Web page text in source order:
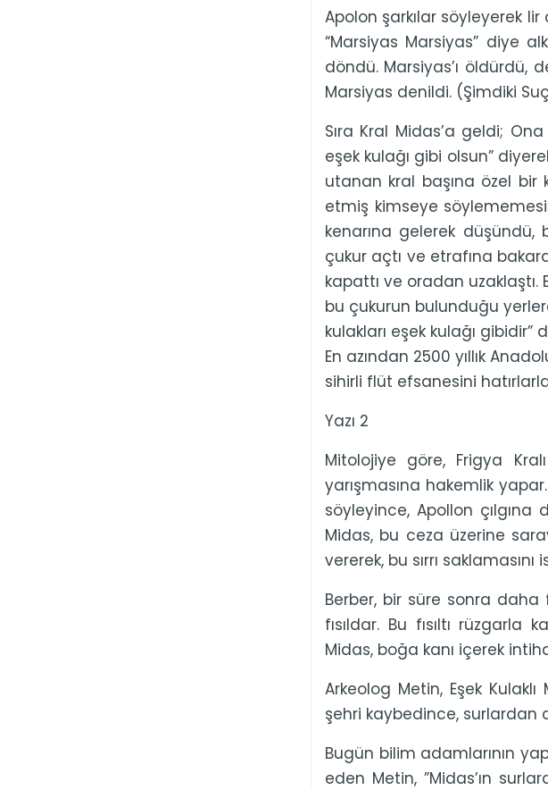
Apolon şarkılar söyleyerek
“Marsiyas Marsiyas” diye
döndü. Marsiyas’ı öldürdü,
Marsiyas denildi. (Şimdiki
Sıra Kral Midas’a geldi;
eşek kulağı gibi olsun”
utanan kral başına özel bir
etmiş kimseye
kenarına gelerek düşündü,
çukur açtı ve etrafına
kapattı ve oradan
bu çukurun bulunduğu
kulakları eşek kulağı
En azından 2500 yıllık
sihirli flüt efsanesini
Yazı 2
Mitolojiye göre, Frigya
yarışmasına hakemlik
söyleyince, Apollon çılgına
Midas, bu ceza üzerine
vererek, bu sırrı saklamasını
Berber, bir süre sonra daha
fısıldar. Bu fısıltı rüzgarla
Midas, boğa kanı içerek
Arkeolog Metin, Eşek
şehri kaybedince,
Bugün bilim adamlarının
eden Metin, ”Midas’ın